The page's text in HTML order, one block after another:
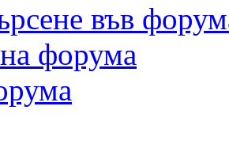
във
форума